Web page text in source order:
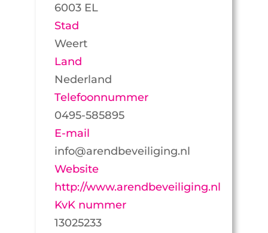
6003 EL
Stad
Weert
Land
Nederland
Telefoonnummer
0495-585895
E-mail
info@arendbeveiliging.nl
Website
http://www.arendbeveiliging.nl
KvK nummer
13025233